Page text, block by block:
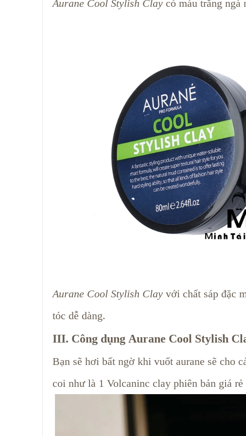
Aurane Cool Stylish Clay có màu trắng
Aurane Cool Stylish Clay với chất sáp đặc
tóc dễ dàng.
III. Công dụng Aurane Cool Stylish
Bạn sẽ hơi bất ngờ khi vuốt aurane sẽ cho
coi như là 1 Volcaninc clay phiên bản giá rẻ